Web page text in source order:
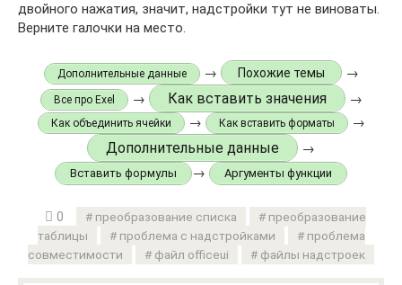
двойного нажатия, значит, надстройки тут не виноваты.
Верните галочки на место.
Дополнительные данные → Похожие темы →
Все про Exel → Как вставить значения →
Как объединить ячейки → Как вставить форматы →
Дополнительные данные →
Вставить формулы → Аргументы функции
0 преобразование списка
преобразование
таблицы
проблема с надстройками
проблема
совместимости
файл officeui файлы надстроек